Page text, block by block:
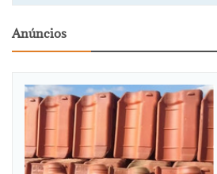
Anúncios